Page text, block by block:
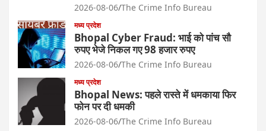
2026-08-06 The Crime Info Bureau
मध्य प्रदेश
Bhopal Cyber Fraud: भाई को पांच सौ
रुपए भेजे निकल गए 98 हजार रुपए
2026-08-06 The Crime Info Bureau
मध्य प्रदेश
Bhopal News: पहले रास्ते में धमकाया फिर
फोन पर दी धमकी
2026-08-06 The Crime Info Bureau